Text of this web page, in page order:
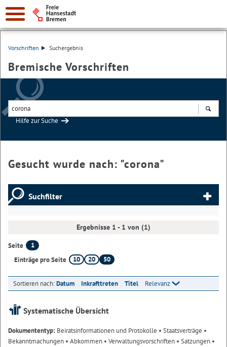
Vorschriften Suchergebnis
Bremische Vorschriften
Hilfe zur Suche
Gesucht wurde nach: "corona"
Suchfilter
Ergebnisse 1 - 1 von (1)
Seite
1
Einträge pro Seite
10 20 50
Sortieren nach:Datum Inkrafttreten Titel Relevanz
Systematische Übersicht
Dokumententyp: Beiratsinformationen und Protokolle • Staatsverträge •
Bekanntmachungen • Abkommen • Verwaltungsvorschriften • Satzungen •